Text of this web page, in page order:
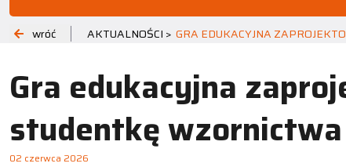
wróć AKTUALNOŚCI > GRA EDUKACYJNA
Gra edukacyjna
studentkę wzornictwa
02 czerwca 2026